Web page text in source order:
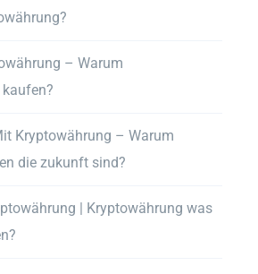
– Warum
Kryptowährung – Warum
die zukunft sind?
| Kryptowährung was